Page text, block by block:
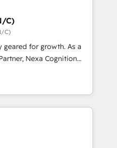
and crushes your
love to work with you
between systems
strategies Time-
winning creative
C)
C)
for growth. As a
Nexa Cognition
HubSpot Partners and
standing partners since
to harness the full
strategic
we deliver
tailored to drive
efficiency. Why